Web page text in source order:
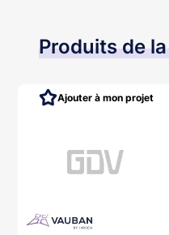
Produits de
Ajouter à mon projet